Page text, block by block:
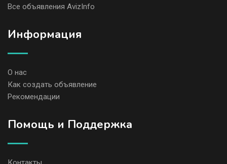
Все объявления AvizInfo
Информация
О нас
Как создать объявление
Рекомендации
Помощь и Поддержка